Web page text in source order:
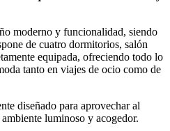
moderno y funcionalidad, siendo
de cuatro dormitorios, salón
equipada, ofreciendo todo lo
tanto en viajes de ocio como de
diseñado para aprovechar al
luminoso y acogedor.